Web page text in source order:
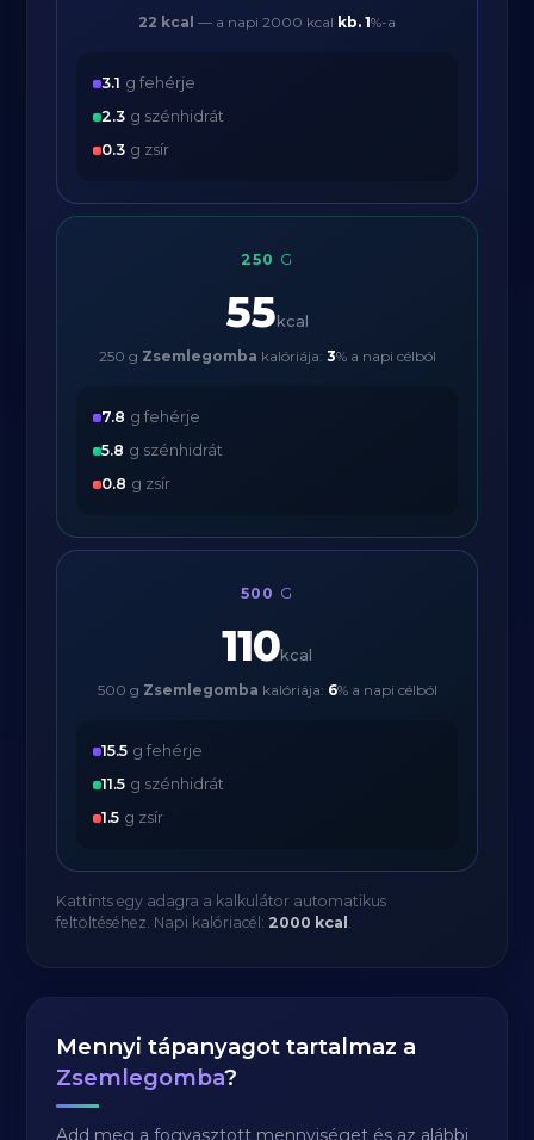
22 kcal — a napi 2000 kcal kb. 1%-a
3.1 g fehérje
2.3 g szénhidrát
0.3 g zsír
250 G
55 kcal
250 g Zsemlegomba kalóriája: 3% a napi célból
7.8 g fehérje
5.8 g szénhidrát
0.8 g zsír
500 G
110kcal
500 g Zsemlegomba kalóriája: 6% a napi célból
15.5 g fehérje
11.5 g szénhidrát
1.5 g zsír
Kattints egy adagra a kalkulátor automatikus
feltöltéséhez. Napi kalóriacél: 2000 kcal .
Mennyi tápanyagot tartalmaz a
Zsemlegomba?
Add meg a fogyasztott mennyiséget és az alábbi